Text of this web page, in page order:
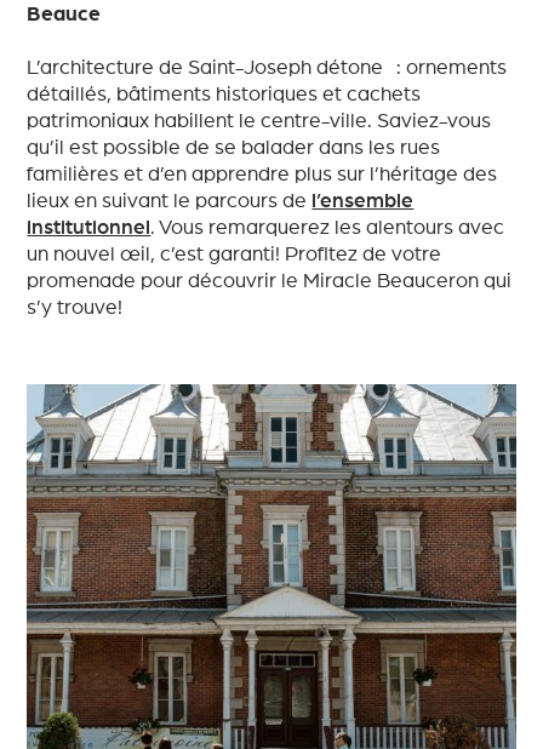
Beauce
L’architecture de Saint-Joseph détone : ornements
détaillés, bâtiments historiques et cachets
patrimoniaux habillent le centre-ville. Saviez-vous
qu’il est possible de se balader dans les rues
familières et d’en apprendre plus sur l’héritage des
lieux en suivant le parcours de l’ensemble
institutionnel. Vous remarquerez les alentours avec
un nouvel œil, c’est garanti! Profitez de votre
promenade pour découvrir le Miracle Beauceron qui
s’y trouve!